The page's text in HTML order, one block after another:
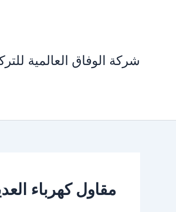
شركة الوفاق العالمية
مقاول كهرباء